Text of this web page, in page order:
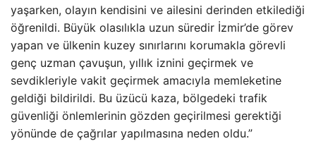
yaşarken, olayın kendisini ve ailesini derinden etkilediği
öğrenildi. Büyük olasılıkla uzun süredir İzmir’de görev
yapan ve ülkenin kuzey sınırlarını korumakla görevli
genç uzman çavuşun, yıllık iznini geçirmek ve
sevdikleriyle vakit geçirmek amacıyla memleketine
geldiği bildirildi. Bu üzücü kaza, bölgedeki trafik
güvenliği önlemlerinin gözden geçirilmesi gerektiği
yönünde de çağrılar yapılmasına neden oldu.”